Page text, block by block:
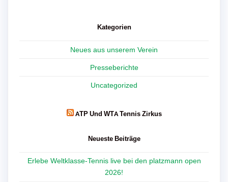
Kategorien
Neues aus unserem Verein
Presseberichte
Uncategorized
ATP Und WTA Tennis Zirkus
Neueste Beiträge
Erlebe Weltklasse-Tennis live bei den platzmann open
2026!